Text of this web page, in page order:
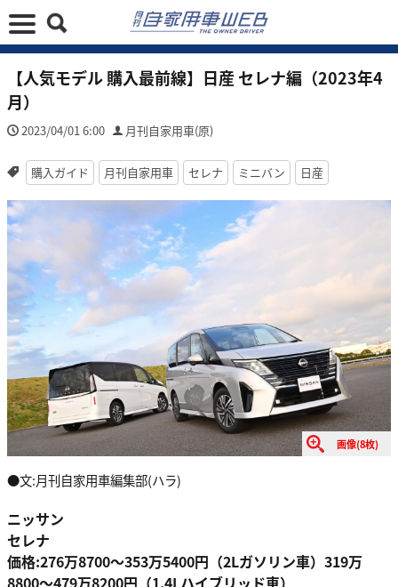
【人気モデル 購入最前線】日産 セレナ編（2023年4
月）
2023/04/01 6:00 月刊自家用車(原)
購入ガイド 月刊自家用車 セレナ ミニバン 日産
画像(8枚)
●文:月刊自家用車編集部(ハラ)
ニッサン
セレナ
価格:276万8700〜353万5400円（2Lガソリン車）319万
8800〜479万8200円（1.4Lハイブリッド車）